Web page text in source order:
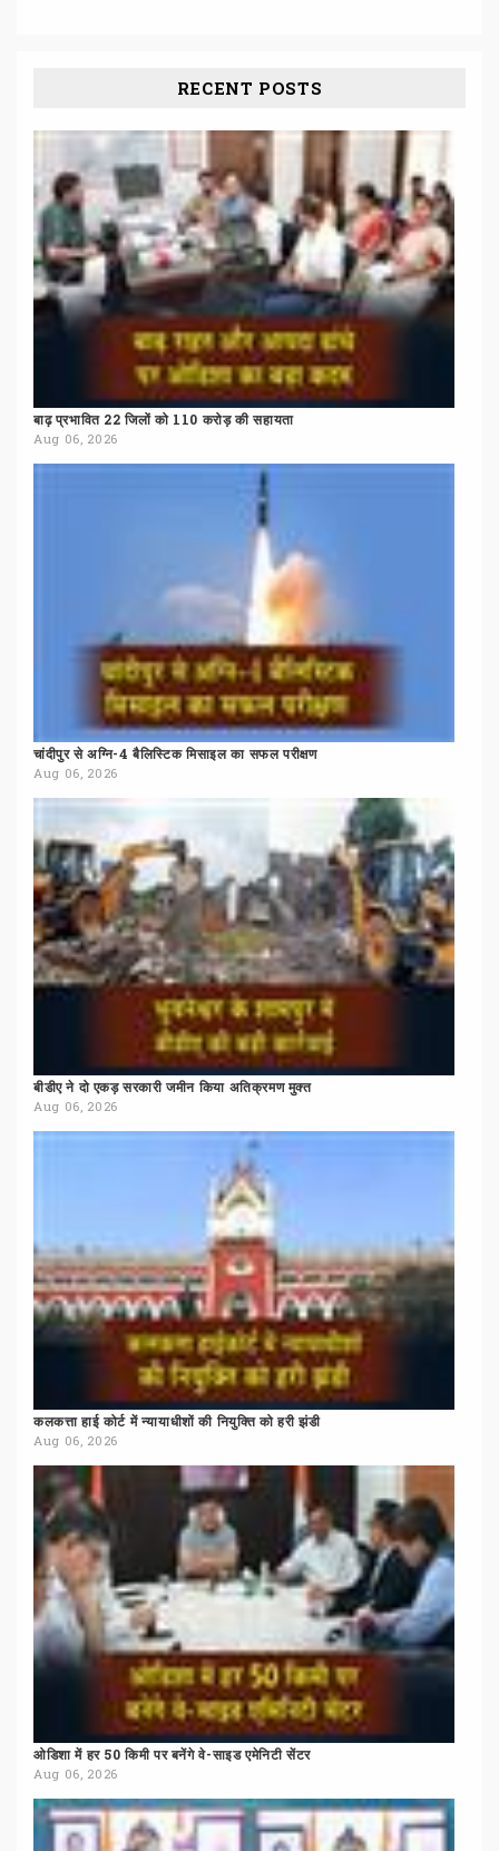
RECENT POSTS
बाढ़ प्रभावित 22 जिलों को 110 करोड़ की सहायता
Aug 06, 2026
चांदीपुर से अग्नि-4 बैलिस्टिक मिसाइल का सफल परीक्षण
Aug 06, 2026
बीडीए ने दो एकड़ सरकारी जमीन किया अतिक्रमण मुक्त
Aug 06, 2026
कलकत्ता हाई कोर्ट में न्यायाधीशों की नियुक्ति को हरी झंडी
Aug 06, 2026
ओडिशा में हर 50 किमी पर बनेंगे वे-साइड एमेनिटी सेंटर
Aug 06, 2026